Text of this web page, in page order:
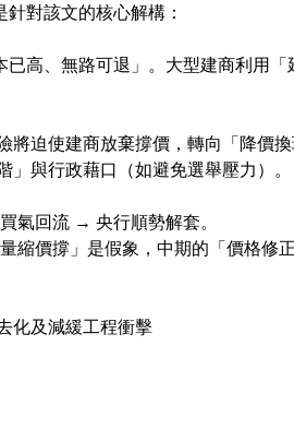
對該文的核心解構：
高、無路可退」。大型建商利用
迫使建商放棄撐價，轉向「降價換
與行政藉口（如避免選舉壓力）。
氣回流 → 央行順勢解套。
縮價撐」是假象，中期的「價格修
化及減緩工程衝擊